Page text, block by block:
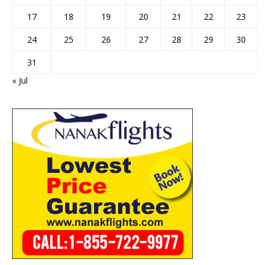
17
18 19 20 21 22
23
24
25 26 27 28 29
30
31
« Jul